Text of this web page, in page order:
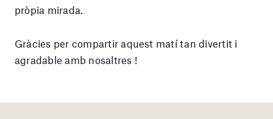
pròpia mirada.
Gràcies per compartir aquest matí tan divertit i
agradable amb nosaltres !